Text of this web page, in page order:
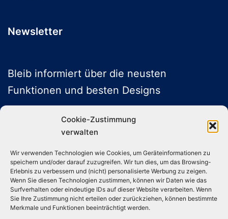
Cookie-Zustimmung
verwalten
Wir verwenden Technologien wie Cookies, um Geräteinformationen zu
speichern und/oder darauf zuzugreifen. Wir tun dies, um das Browsing-
Erlebnis zu verbessern und (nicht) personalisierte Werbung zu zeigen.
Wenn Sie diesen Technologien zustimmen, können wir Daten wie das
Surfverhalten oder eindeutige IDs auf dieser Website verarbeiten. Wenn
Sie Ihre Zustimmung nicht erteilen oder zurückziehen, können bestimmte
Merkmale und Funktionen beeinträchtigt werden.
Newsletter
Bleib informiert über die neusten
Funktionen und besten Designs
ABONNIEREN
Folge uns auf Social Media